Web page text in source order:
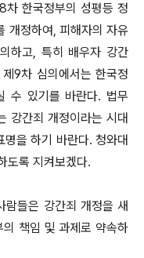
한국정부의 성평등 정
개정하여, 피해자의 자유
하고, 특히 배우자 강간
9차 심의에서는 한국정
수 있기를 바란다. 법무
강간죄 개정이라는 시대
을 하기 바란다. 청와대
도록 지켜보겠다.
람들은 강간죄 개정을 새
책임 및 과제로 약속하